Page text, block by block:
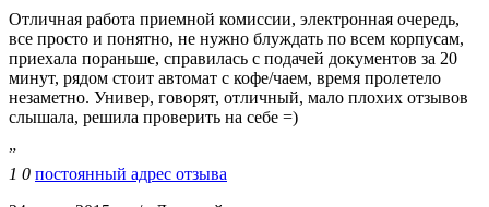
Отличная работа приемной комиссии, электронная очередь,
все просто и понятно, не нужно блуждать по всем корпусам,
приехала пораньше, справилась с подачей документов за 20
минут, рядом стоит автомат с кофе/чаем, время пролетело
незаметно. Универ, говорят, отличный, мало плохих отзывов
слышала, решила проверить на себе =)
”
1 0 постоянный адрес отзыва